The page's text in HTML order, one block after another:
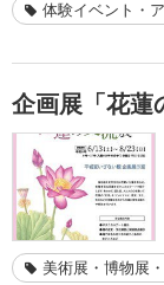
体験イベント・
企画展「花蓮
美術展・博物展